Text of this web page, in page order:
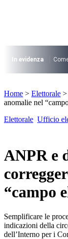
I più cercati
Lorem ipsum
Lorem ipsum
In evidenza
Lorem ipsum
Home > Elettorale >
anomalie nel
Elettorale Ufficio
ANPR e
“campo
Semplificare le
indicazioni della
dell’Interno per i